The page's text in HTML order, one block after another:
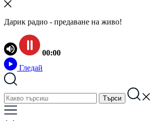
Дарик радио - предаване на живо!
00:00
Гледай